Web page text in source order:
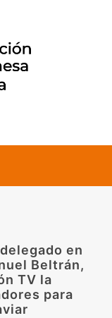
en
Beltrán,
TV la
para